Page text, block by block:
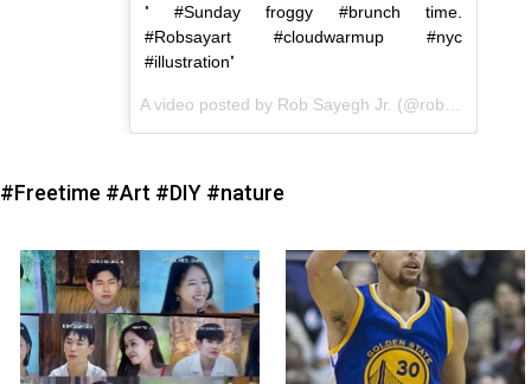
"
#Sunday froggy #brunch time.
#Robsayart #cloudwarmup #nyc
#illustration"
#Freetime #Art #DIY #nature